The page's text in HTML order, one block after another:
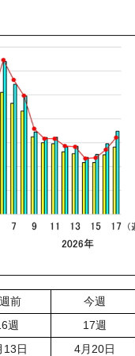
前
今週
週
17週
13日
4月20日